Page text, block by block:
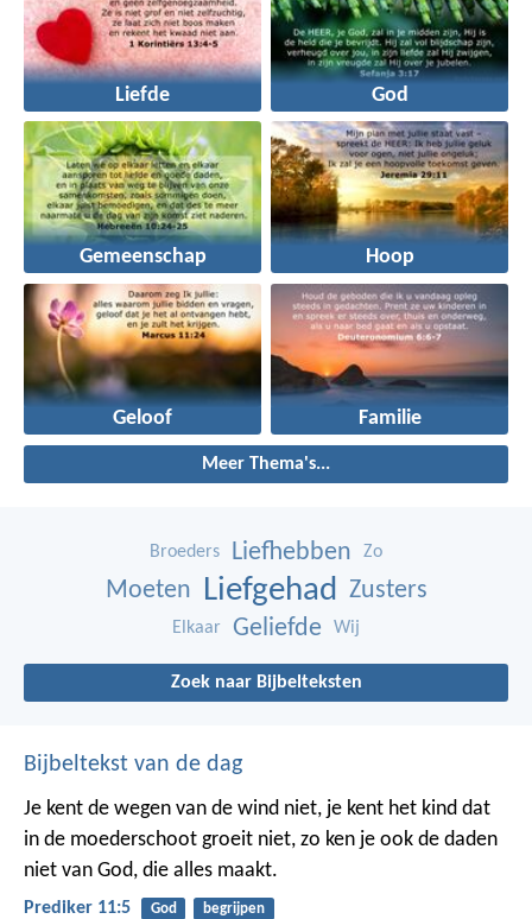
Liefde God
Gemeenschap Hoop
Geloof Familie
Meer Thema's...
Broeders Liefhebben Zo
Moeten Liefgehad Zusters
Elkaar Geliefde Wij
Zoek naar Bijbelteksten
Bijbeltekst van de dag
Je kent de wegen van de wind niet, je kent het kind dat
in de moederschoot groeit niet, zo ken je ook de daden
niet van God, die alles maakt.
Prediker 11:5 God begrijpen